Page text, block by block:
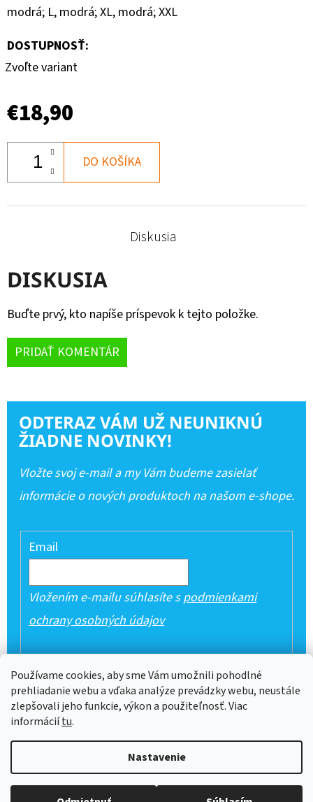
Používame cookies, aby sme Vám umožnili pohodlné
prehliadanie webu a vďaka analýze prevádzky webu, neustále
zlepšovali jeho funkcie, výkon a použiteľnosť. Viac
informáciítu.
Nastavenie
modrá; L, modrá; XL, modrá; XXL
DOSTUPNOSŤ:
Zvoľte variant
€18,90
DO KOŠÍKA
Diskusia
DISKUSIA
Buďte prvý, kto napíše príspevok k tejto položke.
PRIDAŤ KOMENTÁR
ODTERAZ VÁM UŽ NEUNIKNÚ
ŽIADNE NOVINKY!
Vložte svoj e-mail a my Vám budeme zasielať
informácie o nových produktoch na našom e-shope.
Email
Vložením e-mailu súhlasíte spodmienkami
ochrany osobných údajov
PRIHLÁSIŤ SA
Z
Á
PCopyright 2026Veselé pyžamá. Všetky práva vyhradené.